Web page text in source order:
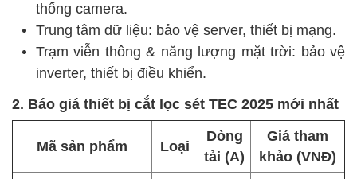
thống camera.
Trung tâm dữ liệu: bảo vệ server, thiết bị mạng.
Trạm viễn thông & năng lượng mặt trời: bảo vệ
inverter, thiết bị điều khiển.
2. Báo giá thiết bị cắt lọc sét TEC 2025 mới nhất
Mã sản phẩm Loại
Dòng
tải (A)
Giá tham
khảo (VNĐ)